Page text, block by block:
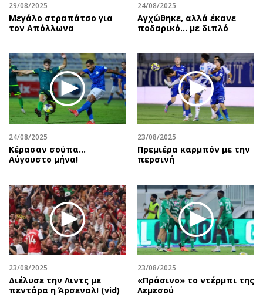
29/08/2025
Μεγάλο στραπάτσο για
τον Απόλλωνα
24/08/2025
Αγχώθηκε, αλλά έκανε
ποδαρικό… με διπλό
24/08/2025
Κέρασαν σούπα…
Αύγουστο μήνα!
23/08/2025
Πρεμιέρα καρμπόν με την
περσινή
23/08/2025
Διέλυσε την Λιντς με
πεντάρα η Άρσεναλ! (vid)
23/08/2025
«Πράσινο» το ντέρμπι της
Λεμεσού